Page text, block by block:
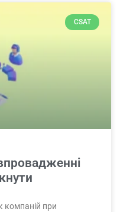
CSAT
компаній при